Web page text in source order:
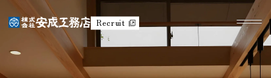
Recruit